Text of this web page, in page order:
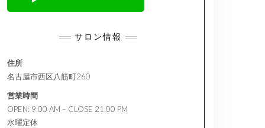
サロン情報
住所
名古屋市西区八筋町260
営業時間
OPEN: 9:00 AM – CLOSE 21:00 PM
水曜定休